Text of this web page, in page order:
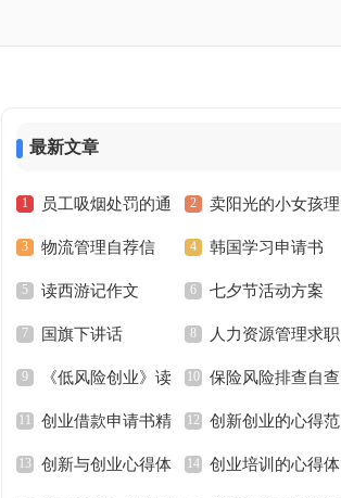
最新文章
员工吸烟处罚的通
告
卖阳光的小女孩理
财故事
物流管理自荐信 韩国学习申请书
读西游记作文 七夕节活动方案
国旗下讲话 人力资源管理求职
信
《低风险创业》读
后感
保险风险排查自查
报告范文
创业借款申请书精
选
创新创业的心得范
文
创新与创业心得体 创业培训的心得体